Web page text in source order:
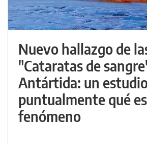
Nuevo hallazgo de
"Cataratas de
Antártida: un
puntualmente qué
fenómeno